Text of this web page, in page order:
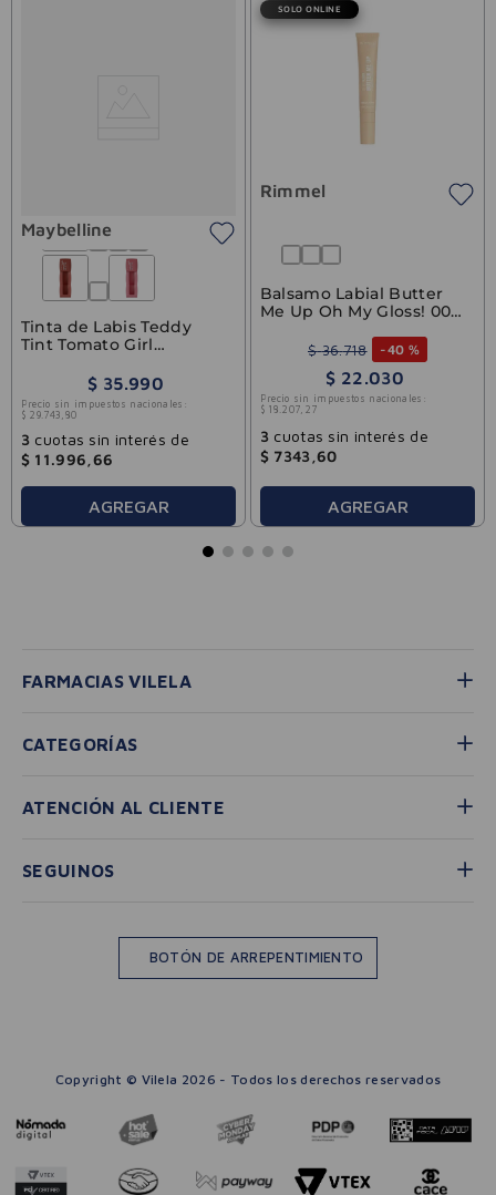
＋
Maybelline
Tinta de Labis Teddy
Tint Tomato Girl
$ 35.990
Precio sin impuestos nacionales:
$ 29. 743 80
3cuotas sin interés de
$ 11.996 66
AGREGAR
SOLO ONLINE
Rimmel
Balsamo Labial Butter
Me Up Oh My Gloss! 000
$ 36.718 -40 %
$ 22.030
Precio sin impuestos nacionales:
$ 18 .207, 27
3cuotas sin interés de
$ 7343,60
AGREGAR
FARMACIAS VILELA
CATEGORÍAS
ATENCIÓN AL CLIENTE
SEGUINOS
BOTÓN DE ARREPENTIMIENTO
Copyright © Vilela 2026 - Todos los derechos reservados